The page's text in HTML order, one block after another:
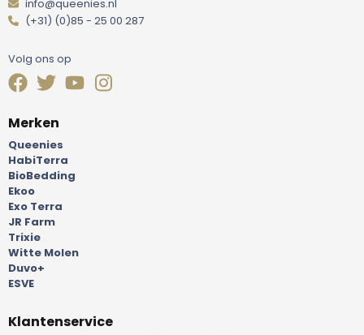
info@queenies.nl
(+31) (0)85 - 25 00 287
Volg ons op
Merken
Queenies
HabiTerra
BioBedding
Ekoo
Exo Terra
JR Farm
Trixie
Witte Molen
Duvo+
ESVE
Klantenservice